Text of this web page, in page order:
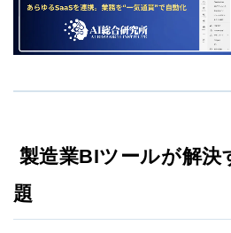
製造業BIツールが解決
題